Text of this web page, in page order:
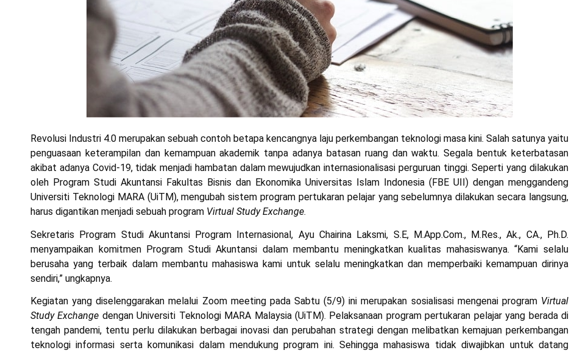
Revolusi Industri 4.0 merupakan sebuah contoh betapa kencangnya laju perkembangan teknologi masa kini. Salah satunya yaitu
penguasaan keterampilan dan kemampuan akademik tanpa adanya batasan ruang dan waktu. Segala bentuk keterbatasan
akibat adanya Covid-19, tidak menjadi hambatan dalam mewujudkan internasionalisasi perguruan tinggi. Seperti yang dilakukan
oleh Program Studi Akuntansi Fakultas Bisnis dan Ekonomika Universitas Islam Indonesia (FBE UII) dengan menggandeng
Universiti Teknologi MARA (UiTM), mengubah sistem program pertukaran pelajar yang sebelumnya dilakukan secara langsung,
harus digantikan menjadi sebuah program Virtual Study Exchange.
Sekretaris Program Studi Akuntansi Program Internasional, Ayu Chairina Laksmi, S.E, M.App.Com., M.Res., Ak., CA., Ph.D.
menyampaikan komitmen Program Studi Akuntansi dalam membantu meningkatkan kualitas mahasiswanya. “Kami selalu
berusaha yang terbaik dalam membantu mahasiswa kami untuk selalu meningkatkan dan memperbaiki kemampuan dirinya
sendiri,” ungkapnya.
Kegiatan yang diselenggarakan melalui Zoom meeting pada Sabtu (5/9) ini merupakan sosialisasi mengenai program Virtual
Study Exchange dengan Universiti Teknologi MARA Malaysia (UiTM). Pelaksanaan program pertukaran pelajar yang berada di
tengah pandemi, tentu perlu dilakukan berbagai inovasi dan perubahan strategi dengan melibatkan kemajuan perkembangan
teknologi informasi serta komunikasi dalam mendukung program ini. Sehingga mahasiswa tidak diwajibkan untuk datang